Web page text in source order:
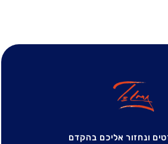
ונחזור אליכם בהקדם